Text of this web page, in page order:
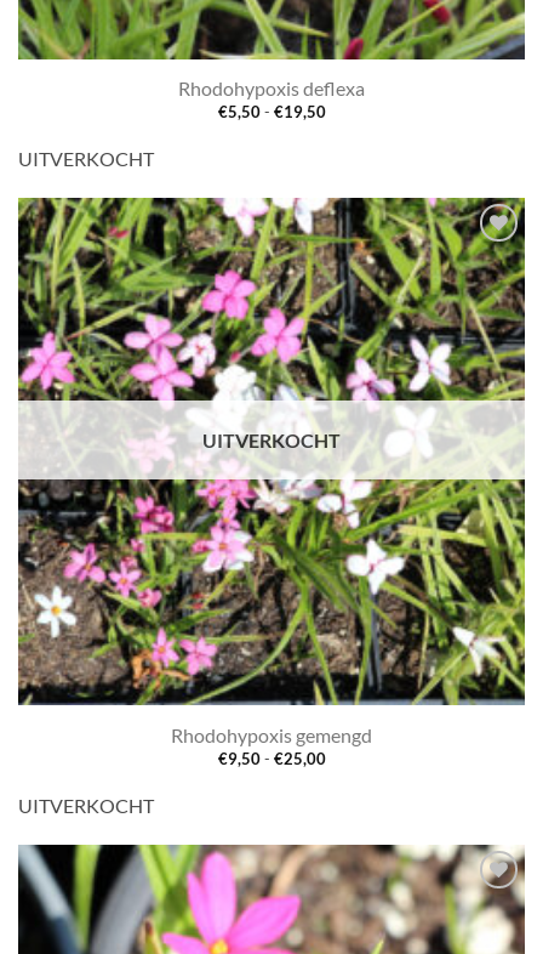
Rhodohypoxis deflexa
€5,50 - €19,50Prijsklasse:
UITVERKOCHT
Toevoegen
aan
verlanglijst
UITVERKOCHT
Rhodohypoxis gemengd
€9,50 - €25,00Prijsklasse:
UITVERKOCHT
Toevoegen
aan
verlanglijst